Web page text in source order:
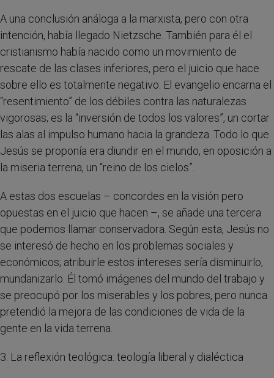
A una conclusión análoga a la marxista, pero con otra
intención, había llegado Nietzsche. También para él el
cristianismo había nacido como un movimiento de
rescate de las clases inferiores, pero el juicio que hace
sobre ello es totalmente negativo. El evangelio encarna el
“resentimiento” de los débiles contra las naturalezas
vigorosas; es la “inversión de todos los valores”, un cortar
las alas al impulso humano hacia la grandeza. Todo lo que
Jesús se proponía era diundir en el mundo, en oposición a
la miseria terrena, un “reino de los cielos”.
A estas dos escuelas – concordes en la visión pero
opuestas en el juicio que hacen –, se añade una tercera
que podemos llamar conservadora. Según esta, Jesús no
se interesó de hecho en los problemas sociales y
económicos; atribuirle estos intereses sería disminuirlo,
mundanizarlo. Él tomó imágenes del mundo del trabajo y
se preocupó por los miserables y los pobres, pero nunca
pretendió la mejora de las condiciones de vida de la
gente en la vida terrena.
3. La reflexión teológica: teología liberal y dialéctica